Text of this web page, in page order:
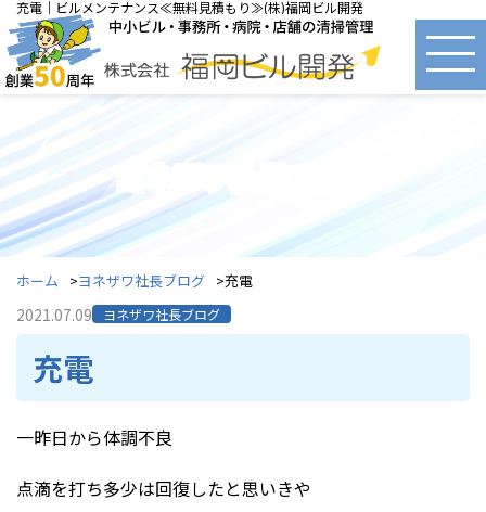
充電｜ビルメンテナンス≪無料見積もり≫(株)福岡ビル開発
ヨネザワ社長ブログ
ホーム ヨネザワ社長ブログ 充電
2021.07.09 ヨネザワ社長ブログ
充電
一昨日から体調不良
点滴を打ち多少は回復したと思いきや